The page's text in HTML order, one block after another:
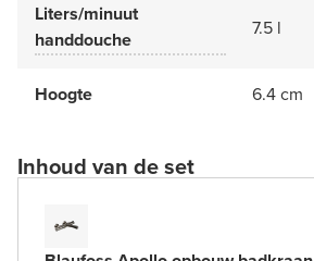
Liters/minuut
handdouche
7.5 l
Hoogte 6.4 cm
Inhoud van de set